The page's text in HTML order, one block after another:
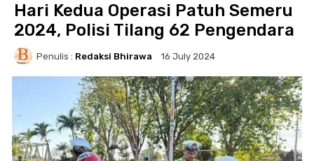
Hari Kedua Operasi Patuh Semeru
2024, Polisi Tilang 62 Pengendara
Penulis : Redaksi Bhirawa 16 July 2024